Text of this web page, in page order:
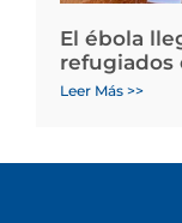
El ébola
refugiados
Leer Más >>